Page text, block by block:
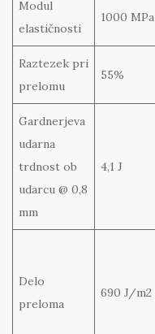
Modul
elastičnosti
1000 MPa
Raztezek pri
prelomu
55%
Gardnerjeva
udarna
trdnost ob
udarcu @ 0,8
mm
4,1 J
Delo
preloma
690 J/m2